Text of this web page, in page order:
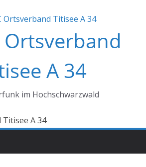
Ortsverband
A 34
im Hochschwarzwald